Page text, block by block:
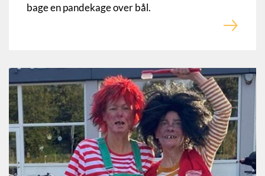
bage en pandekage over bål.